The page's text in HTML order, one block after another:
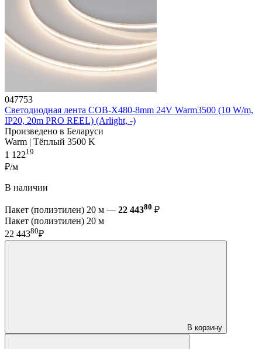
047753
Светодиодная лента COB-X480-8mm 24V Warm3500 (10 W/m,
IP20, 20m PRO REEL) (Arlight, -)
Произведено в Беларуси
Warm | Тёплый 3500 K
1 12219
₽/м
В наличии
Пакет (полиэтилен) 20 м — 22 44380 ₽
Пакет (полиэтилен) 20 м
22 44380₽
В корзину